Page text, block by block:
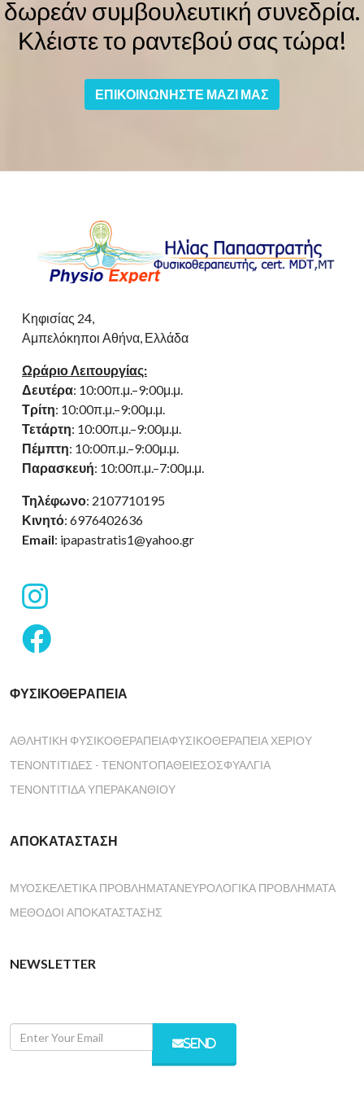
δωρεάν συμβουλευτική συνεδρία.
Κλέιστε το ραντεβού σας τώρα!
ΕΠΙΚΟΙΝΩΝΗΣΤΕ ΜΑΖΙ ΜΑΣ
Κηφισίας 24,
Αμπελόκηποι Αθήνα, Ελλάδα
Ωράριο Λειτουργίας:
Δευτέρα: 10:00π.μ.–9:00μ.μ.
Τρίτη: 10:00π.μ.–9:00μ.μ.
Τετάρτη: 10:00π.μ.–9:00μ.μ.
Πέμπτη: 10:00π.μ.–9:00μ.μ.
Παρασκευή: 10:00π.μ.–7:00μ.μ.
Τηλέφωνο: 2107710195
Κινητό: 6976402636
Email: ipapastratis1@yahoo.gr
fab
instagram
fab
ΦΥΣΙΚΟΘΕΡΑΠΕΊΑ
ΑΘΛΗΤΙΚΉ ΦΥΣΙΚΟΘΕΡΑΠΕΊΑΦΥΣΙΚΟΘΕΡΑΠΕΊΑ ΧΕΡΙΟΎ
ΤΕΝΟΝΤΊΤΙΔΕΣ - ΤΕΝΟΝΤΟΠΆΘΕΙΕΣΟΣΦΥΑΛΓΊΑ
ΤΕΝΟΝΤΊΤΙΔΑ ΥΠΕΡΑΚΑΝΘΙΟΎ
ΑΠΟΚΑΤΆΣΤΑΣΗ
ΜΥΟΣΚΕΛΕΤΙΚΆ ΠΡΟΒΛΉΜΑΤΑΝΕΥΡΟΛΟΓΙΚΆ ΠΡΟΒΛΉΜΑΤΑ
ΜΈΘΟΔΟΙ ΑΠΟΚΑΤΆΣΤΑΣΗΣ
NEWSLETTER
SEND